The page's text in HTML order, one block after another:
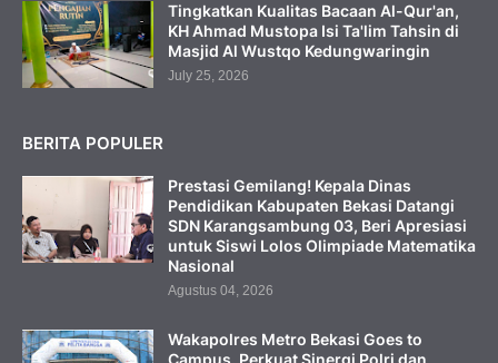
Tingkatkan Kualitas Bacaan Al-Qur'an,
KH Ahmad Mustopa Isi Ta'lim Tahsin di
Masjid Al Wustqo Kedungwaringin
July 25, 2026
BERITA POPULER
Prestasi Gemilang! Kepala Dinas
Pendidikan Kabupaten Bekasi Datangi
SDN Karangsambung 03, Beri Apresiasi
untuk Siswi Lolos Olimpiade Matematika
Nasional
Agustus 04, 2026
Wakapolres Metro Bekasi Goes to
Campus, Perkuat Sinergi Polri dan